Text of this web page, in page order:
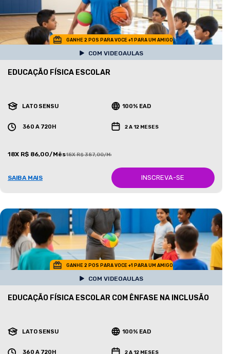
GANHE 2 POS PARA VOCE +1 PARA UM AMIGO
COM VIDEOAULAS
EDUCAÇÃO FÍSICA ESCOLAR
LATO SENSU 100% EAD
360 A 720H 2 A 12 MESES
18X R$ 86,00/Mês18X R$ 387,00/Mês
SAIBA MAIS INSCREVA-SE
GANHE 2 POS PARA VOCE +1 PARA UM AMIGO
COM VIDEOAULAS
EDUCAÇÃO FÍSICA ESCOLAR COM ÊNFASE NA INCLUSÃO
LATO SENSU 100% EAD
360 A 720H 2 A 12 MESES